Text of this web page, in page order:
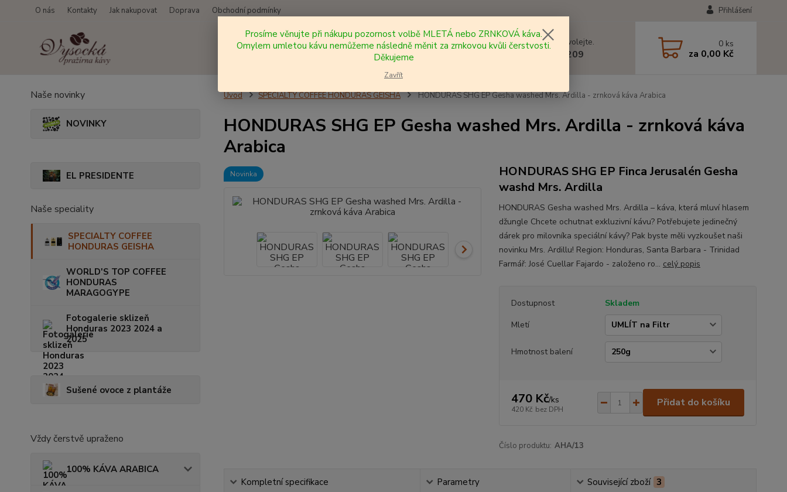
O nás Kontakty Jak nakupovat Doprava Obchodní podmínky Přihlášení
Hledat Nevíte si rady? Zavolejte.
+420 602 577 209
0 ks
za 0,00 Kč
Naše novinky
NOVINKY
EL PRESIDENTE
Naše speciality
SPECIALTY COFFEE
HONDURAS GEISHA
WORLD'S TOP COFFEE
HONDURAS
MARAGOGYPE
Fotogalerie sklizeň
Honduras 2023 2024 a
2025
Sušené ovoce z plantáže
Vždy čerstvě upraženo
100% KÁVA ARABICA
Úvod SPECIALTY COFFEE HONDURAS GEISHA HONDURAS SHG EP Gesha washed Mrs. Ardilla - zrnková káva Arabica
HONDURAS SHG EP Gesha washed Mrs. Ardilla - zrnková káva
Arabica
Novinka
HONDURAS SHG EP Finca Jerusalén Gesha
washd Mrs. Ardilla
HONDURAS Gesha washed Mrs. Ardilla – káva, která mluví hlasem
džungle Chcete ochutnat exkluzivní kávu? Potřebujete jedinečný
dárek pro milovníka speciální kávy? Pak byste měli vyzkoušet naši
novinku Mrs. Ardillu! Region: Honduras, Santa Barbara - Trinidad
Farmář: José Cuellar Fajardo - založeno ro... celý popis
Dostupnost
Skladem
Mletí
Hmotnost balení
470 Kč/ks
420 Kč bez DPH
Přidat do košíku
Číslo produktu: AHA/13
Kompletní specifikace Parametry Související zboží 3
Prosíme věnujte při nákupu pozornost volbě MLETÁ nebo ZRNKOVÁ káva.
Omylem umletou kávu nemůžeme následně měnit za zrnkovou kvůli čerstvosti.
Děkujeme
Zavřít